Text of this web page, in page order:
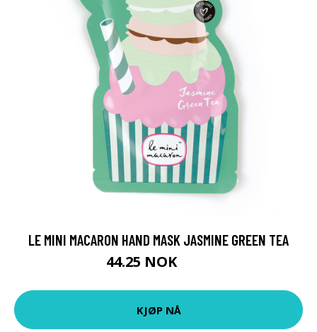
LE MINI MACARON HAND MASK JASMINE GREEN TEA
44.25 NOK
KJØP NÅ